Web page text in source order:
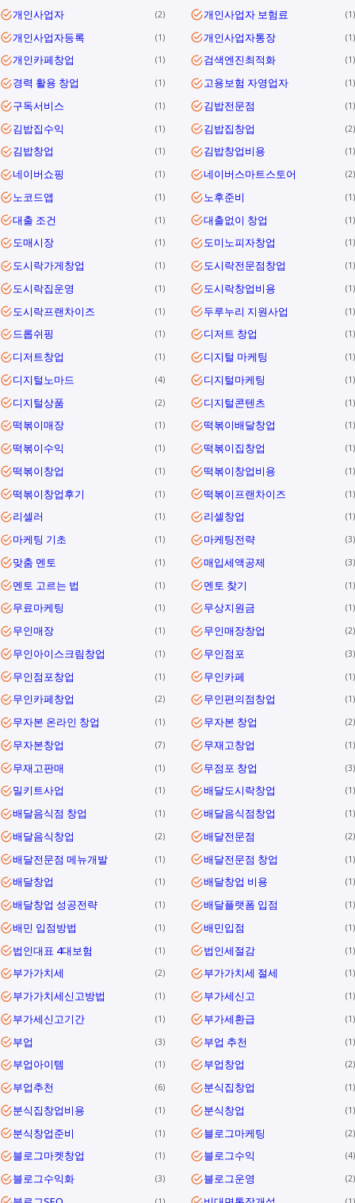
개인사업자 2 개인사업자 보험료 1
개인사업자등록 1 개인사업자통장 1
개인카페창업 1 검색엔진최적화 1
경력 활용 창업 1 고용보험 자영업자 1
구독서비스 1 김밥전문점 1
김밥집수익 1 김밥집창업 2
김밥창업 1 김밥창업비용 1
네이버쇼핑 1 네이버스마트스토어 2
노코드앱 1 노후준비 1
대출 조건 1 대출없이 창업 1
도매시장 1 도미노피자창업 1
도시락가게창업 1 도시락전문점창업 1
도시락집운영 1 도시락창업비용 1
도시락프랜차이즈 1 두루누리 지원사업 1
드롭쉬핑 1 디저트 창업 1
디저트창업 1 디지털 마케팅 1
디지털노마드 4 디지털마케팅 1
디지털상품 2 디지털콘텐츠 1
떡볶이매장 1 떡볶이배달창업 1
떡볶이수익 1 떡볶이집창업 1
떡볶이창업 1 떡볶이창업비용 1
떡볶이창업후기 1 떡볶이프랜차이즈 1
리셀러 1 리셀창업 1
마케팅 기초 1 마케팅전략 3
맞춤 멘토 1 매입세액공제 3
멘토 고르는 법 1 멘토 찾기 1
무료마케팅 1 무상지원금 1
무인매장 1 무인매장창업 2
무인아이스크림창업 1 무인점포 3
무인점포창업 1 무인카페 1
무인카페창업 2 무인편의점창업 1
무자본 온라인 창업 1 무자본 창업 2
무자본창업 7 무재고창업 1
무재고판매 1 무점포 창업 3
밀키트사업 1 배달도시락창업 1
배달음식점 창업 1 배달음식점창업 1
배달음식창업 2 배달전문점 2
배달전문점 메뉴개발 1 배달전문점 창업 1
배달창업 1 배달창업 비용 1
배달창업 성공전략 1 배달플랫폼 입점 1
배민 입점방법 1 배민입점 1
법인대표 4대보험 1 법인세절감 1
부가가치세 2 부가가치세 절세 1
부가가치세신고방법 1 부가세신고 1
부가세신고기간 1 부가세환급 1
부업 3 부업 추천 1
부업아이템 1 부업창업 2
부업추천 6 분식집창업 1
분식집창업비용 1 분식창업 1
분식창업준비 1 블로그마케팅 2
블로그마켓창업 1 블로그수익 4
블로그수익화 3 블로그운영 2